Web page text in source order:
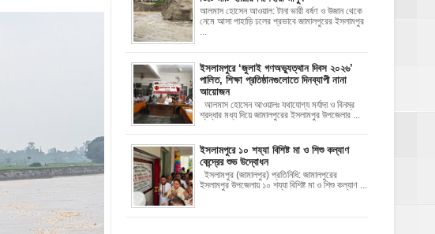
আলমাস হোসেন আওয়াল: টানা ভারী বর্ষণ ও উজান থেকে
নেমে আসা পাহাড়ি ঢলের প্রভাবে জামালপুরের ইসলামপুর
‎ইসলামপুরে ‘জুলাই গণঅভ্যুত্থান দিবস ২০২৬’
পালিত, শিক্ষা প্রতিষ্ঠানগুলোতে দিনব্যাপী নানা
আয়োজন
‎​আলমাস হোসেন আওয়ালঃ‎ ‎​যথাযোগ্য মর্যাদা ও বিনম্র
শ্রদ্ধার মধ্য দিয়ে জামালপুরের ইসলামপুর উপজেলার ...
ইসলামপুরে ১০ শয্যা বিশিষ্ট মা ও শিশু কল্যাণ
কেন্দ্রের শুভ উদ্বোধন
ইসলামপুর (জামালপুর) প্রতিনিধি: জামালপুরের
ইসলামপুর উপজেলায় ১০ শয্যা বিশিষ্ট মা ও শিশু কল্যাণ ...